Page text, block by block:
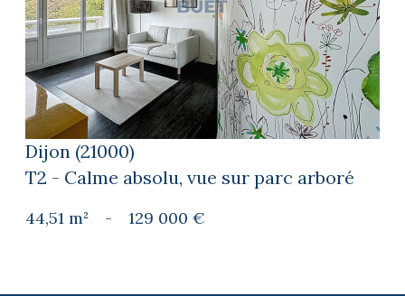
voir le bien
Dijon (21000)
T2 - Calme absolu, vue sur parc arboré
44,51 m² - 129 000 €